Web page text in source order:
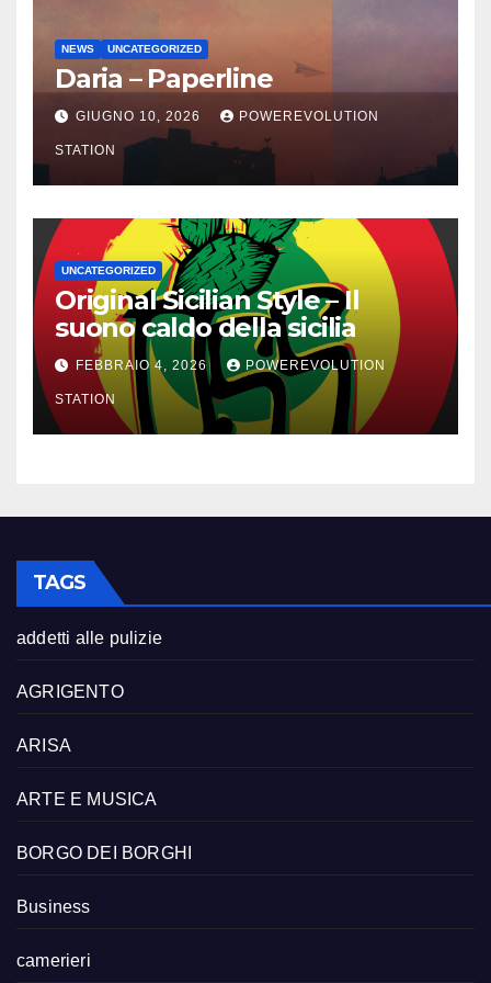
NEWS UNCATEGORIZED
Daria – Paperline
GIUGNO 10, 2026 POWEREVOLUTION
STATION
UNCATEGORIZED
Original Sicilian Style – Il
suono caldo della sicilia
FEBBRAIO 4, 2026 POWEREVOLUTION
STATION
TAGS
addetti alle pulizie
AGRIGENTO
ARISA
ARTE E MUSICA
BORGO DEI BORGHI
Business
camerieri